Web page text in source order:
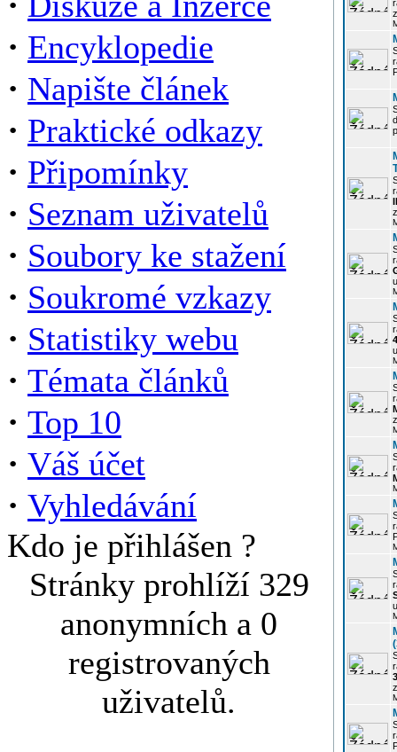
· Encyklopedie
· Napište článek
· Praktické odkazy
· Připomínky
· Seznam uživatelů
· Soubory ke stažení
· Soukromé vzkazy
· Statistiky webu
· Témata článků
· Top 10
· Váš účet
· Vyhledávání
Kdo je přihlášen ?
Stránky prohlíží 329
anonymních a 0
registrovaných
uživatelů.